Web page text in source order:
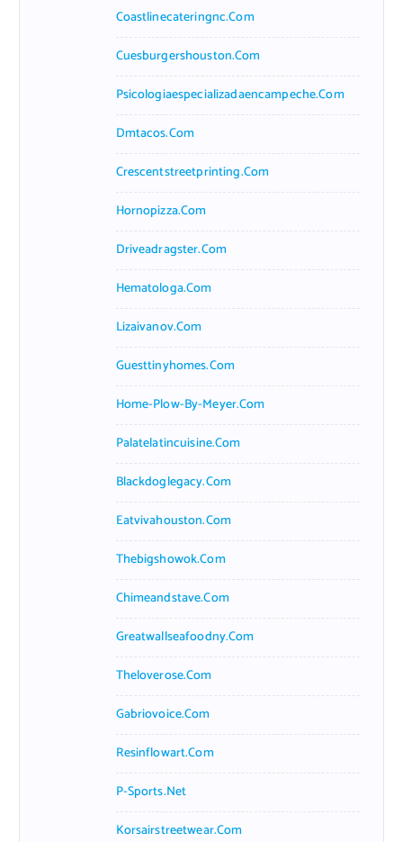
Coastlinecateringnc.com
Cuesburgershouston.com
Psicologiaespecializadaencampeche.com
Dmtacos.com
Crescentstreetprinting.com
Hornopizza.com
Driveadragster.com
Hematologa.com
Lizaivanov.com
Guesttinyhomes.com
Home-Plow-By-Meyer.com
Palatelatincuisine.com
Blackdoglegacy.com
Eatvivahouston.com
Thebigshowok.com
Chimeandstave.com
Greatwallseafoodny.com
Theloverose.com
Gabriovoice.com
Resinflowart.com
P-Sports.net
Korsairstreetwear.com